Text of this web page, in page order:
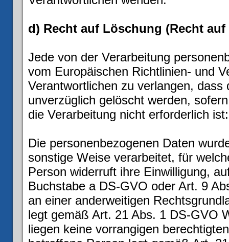
d) Recht auf Löschung (Recht auf
Jede von der Verarbeitung
vom Europäischen Richtlinien- und
Verantwortlichen zu verlangen,
unverzüglich gelöscht werden,
die Verarbeitung nicht erforderlich ist:
Die personenbezogenen Daten
sonstige Weise verarbeitet, für
Person widerruft ihre Einwilligung,
Buchstabe a DS-GVO oder Art. 9
an einer anderweitigen
legt gemäß Art. 21 Abs. 1 DS-GVO
liegen keine vorrangigen